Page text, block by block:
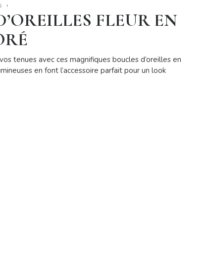
FLEUR EN
tenues avec ces magnifiques boucles d’oreilles en
en font l’accessoire parfait pour un look